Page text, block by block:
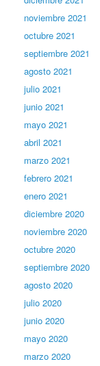
noviembre 2021
octubre 2021
septiembre 2021
agosto 2021
julio 2021
junio 2021
mayo 2021
abril 2021
marzo 2021
febrero 2021
enero 2021
diciembre 2020
noviembre 2020
octubre 2020
septiembre 2020
agosto 2020
julio 2020
junio 2020
mayo 2020
marzo 2020